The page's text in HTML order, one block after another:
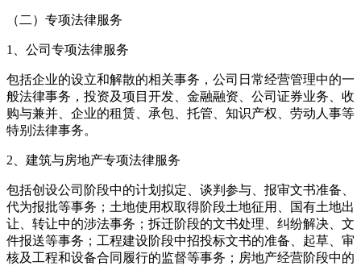
（二）专项法律服务
1、公司专项法律服务
包括企业的设立和解散的相关事务，公司日常经营管理中的一
般法律事务，投资及项目开发、金融融资、公司证券业务、收
购与兼并、企业的租赁、承包、托管、知识产权、劳动人事等
特别法律事务。
2、建筑与房地产专项法律服务
包括创设公司阶段中的计划拟定、谈判参与、报审文书准备、
代为报批等事务；土地使用权取得阶段土地征用、国有土地出
让、转让中的涉法事务；拆迁阶段的文书处理、纠纷解决、文
件报送等事务；工程建设阶段中招投标文书的准备、起草、审
核及工程和设备合同履行的监督等事务；房地产经营阶段中的